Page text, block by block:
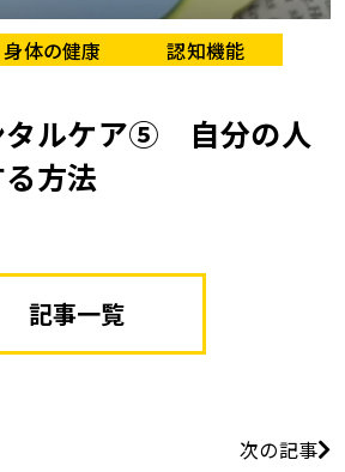
身体の健康
認知機能
タルケア⑤ 自分の人
方法
記事一覧
次の記事